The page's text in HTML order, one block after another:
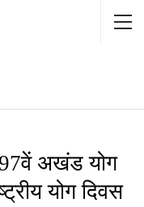
अखंड योग
योग दिवस